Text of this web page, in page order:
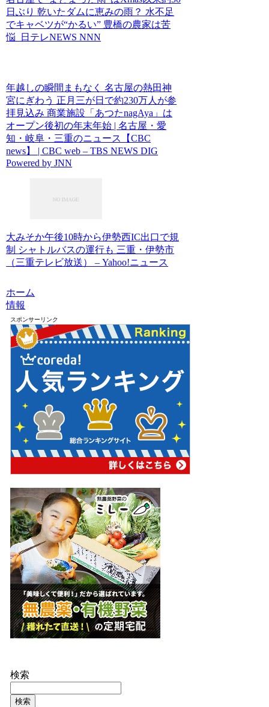
日ぶり 乾いたダムに恵みの雨？ 水不足
でキャベツが“かるい” 豊橋の農家は苦
悩 日テレNEWS NNN
年越しの瞬間まもなく 名古屋の熱田神
宮にぎわう 正月三が日で約230万人が参
拝見込み 商業施設「あつたnagAya」は
オープン後初の年末年始 | 名古屋・愛
知・岐阜・三重のニュース【CBC
news】 | CBC web – TBS NEWS DIG
Powered by JNN
大みそか午後10時から伊勢西IC出口で規
制 シャトルバスの運行も 三重・伊勢市
（三重テレビ放送） – Yahoo!ニュース
ホーム
情報
スポンサーリンク
検索
検索